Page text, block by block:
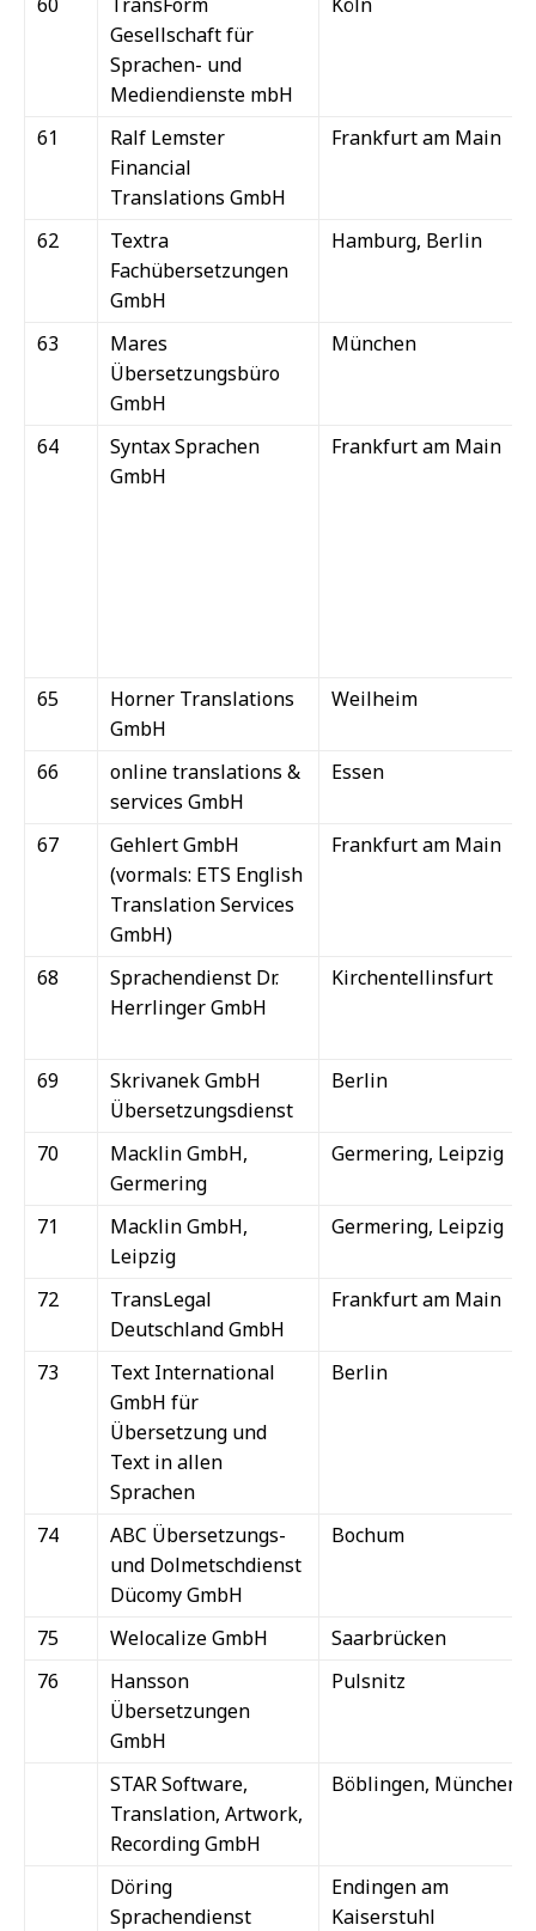
Gesellschaft für
Sprachen- und
Mediendienste mbH
61
Ralf Lemster
Financial
Translations GmbH
Frankfurt am Main
62
Textra
Fachübersetzungen
GmbH
Hamburg, Berlin
63
Mares
Übersetzungsbüro
GmbH
München
64
Syntax Sprachen
GmbH
Frankfurt am Main
65
Horner Translations
GmbH
Weilheim
66
online translations &
services GmbH
Essen
67
Gehlert GmbH
(vormals: ETS English
Translation Services
GmbH)
Frankfurt am Main
68
Sprachendienst Dr.
Herrlinger GmbH
Kirchentellinsfurt
69
Skrivanek GmbH
Übersetzungsdienst
Berlin
70
Macklin GmbH,
Germering
Germering, Leipzig
71
Macklin GmbH,
Leipzig
Germering, Leipzig
72
TransLegal
Deutschland GmbH
Frankfurt am Main
73
Text International
GmbH für
Übersetzung und
Text in allen
Sprachen
Berlin
74
ABC Übersetzungs-
und Dolmetschdienst
Dücomy GmbH
Bochum
75 Welocalize GmbH
Saarbrücken
76
Hansson
Übersetzungen
GmbH
Pulsnitz
STAR Software,
Translation, Artwork,
Recording GmbH
Böblingen, München
Döring
Sprachendienst
Endingen am
Kaiserstuhl